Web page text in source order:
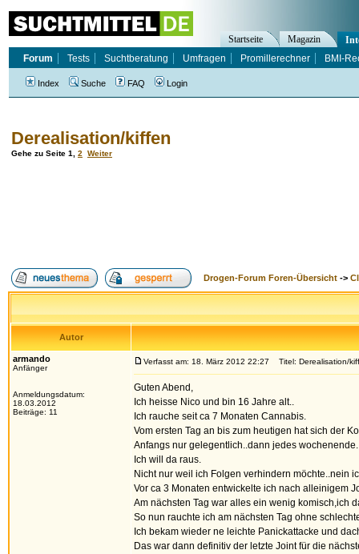
Derealisation/kiffen
Gehe zu Seite 1 2 Weiter
Drogen-Forum Foren-Übersicht ->
Autor
armando
Anfänger
Anmeldungsdatum:
18.03.2012
Beiträge: 11
Verfasst am: 18. März 2012 22:27 Titel: Derealisation/
Guten Abend,
Ich heisse Nico und bin 16 Jahre alt..
Ich rauche seit ca 7 Monaten Cannabis.
Vom ersten Tag an bis zum heutigen hat sich der
Anfangs nur gelegentlich..dann jedes
Ich will da raus.
Nicht nur weil ich Folgen verhindern möchte..nein
Vor ca 3 Monaten entwickelte ich nach alleinigem
Am nächsten Tag war alles ein wenig komisch,ich
So nun rauchte ich am nächsten Tag ohne
Ich bekam wieder ne leichte Panickattacke und
Das war dann definitiv der letzte Joint für die
Startseite Magazin
Forum
Tests Suchtberatung Umfragen Promillerechner BMI-
Index Suche FAQ Login